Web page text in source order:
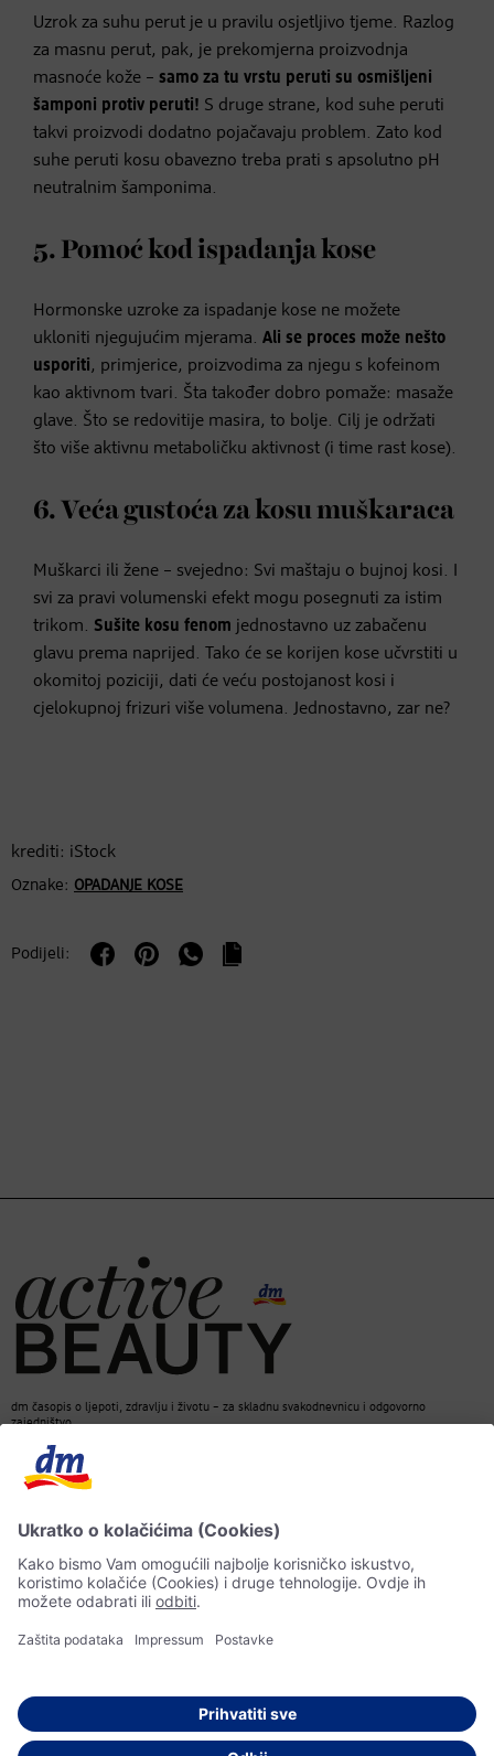
Uzrok za suhu perut je u pravilu osjetljivo tjeme. Razlog
za masnu perut, pak, je prekomjerna proizvodnja
masnoće kože – samo za tu vrstu peruti su osmišljeni
šamponi protiv peruti! S druge strane, kod suhe peruti
takvi proizvodi dodatno pojačavaju problem. Zato kod
suhe peruti kosu obavezno treba prati s apsolutno pH
neutralnim šamponima.
5. Pomoć kod ispadanja kose
Hormonske uzroke za ispadanje kose ne možete
ukloniti njegujućim mjerama. Ali se proces može nešto
usporiti, primjerice, proizvodima za njegu s kofeinom
kao aktivnom tvari. Šta također dobro pomaže: masaže
glave. Što se redovitije masira, to bolje. Cilj je održati
što više aktivnu metaboličku aktivnost (i time rast kose).
6. Veća gustoća za kosu muškaraca
Muškarci ili žene – svejedno: Svi maštaju o bujnoj kosi. I
svi za pravi volumenski efekt mogu posegnuti za istim
trikom. Sušite kosu fenom jednostavno uz zabačenu
glavu prema naprijed. Tako će se korijen kose učvrstiti u
okomitoj poziciji, dati će veću postojanost kosi i
cjelokupnoj frizuri više volumena. Jednostavno, zar ne?
krediti: iStock
Oznake: OPADANJE KOSE
Podijeli:
dm časopis o ljepoti, zdravlju i životu – za skladnu svakodnevnicu i odgovorno
zajedništvo.
© 2026 dm-drogerie markt d.o.o.